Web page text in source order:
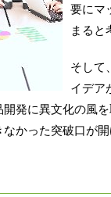
要にマ
まると
そして
イデア
発に異文化の風
かった突破口が開